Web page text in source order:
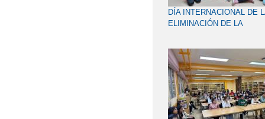
DÍA INTERNACIONAL DE
ELIMINACIÓN DE LA